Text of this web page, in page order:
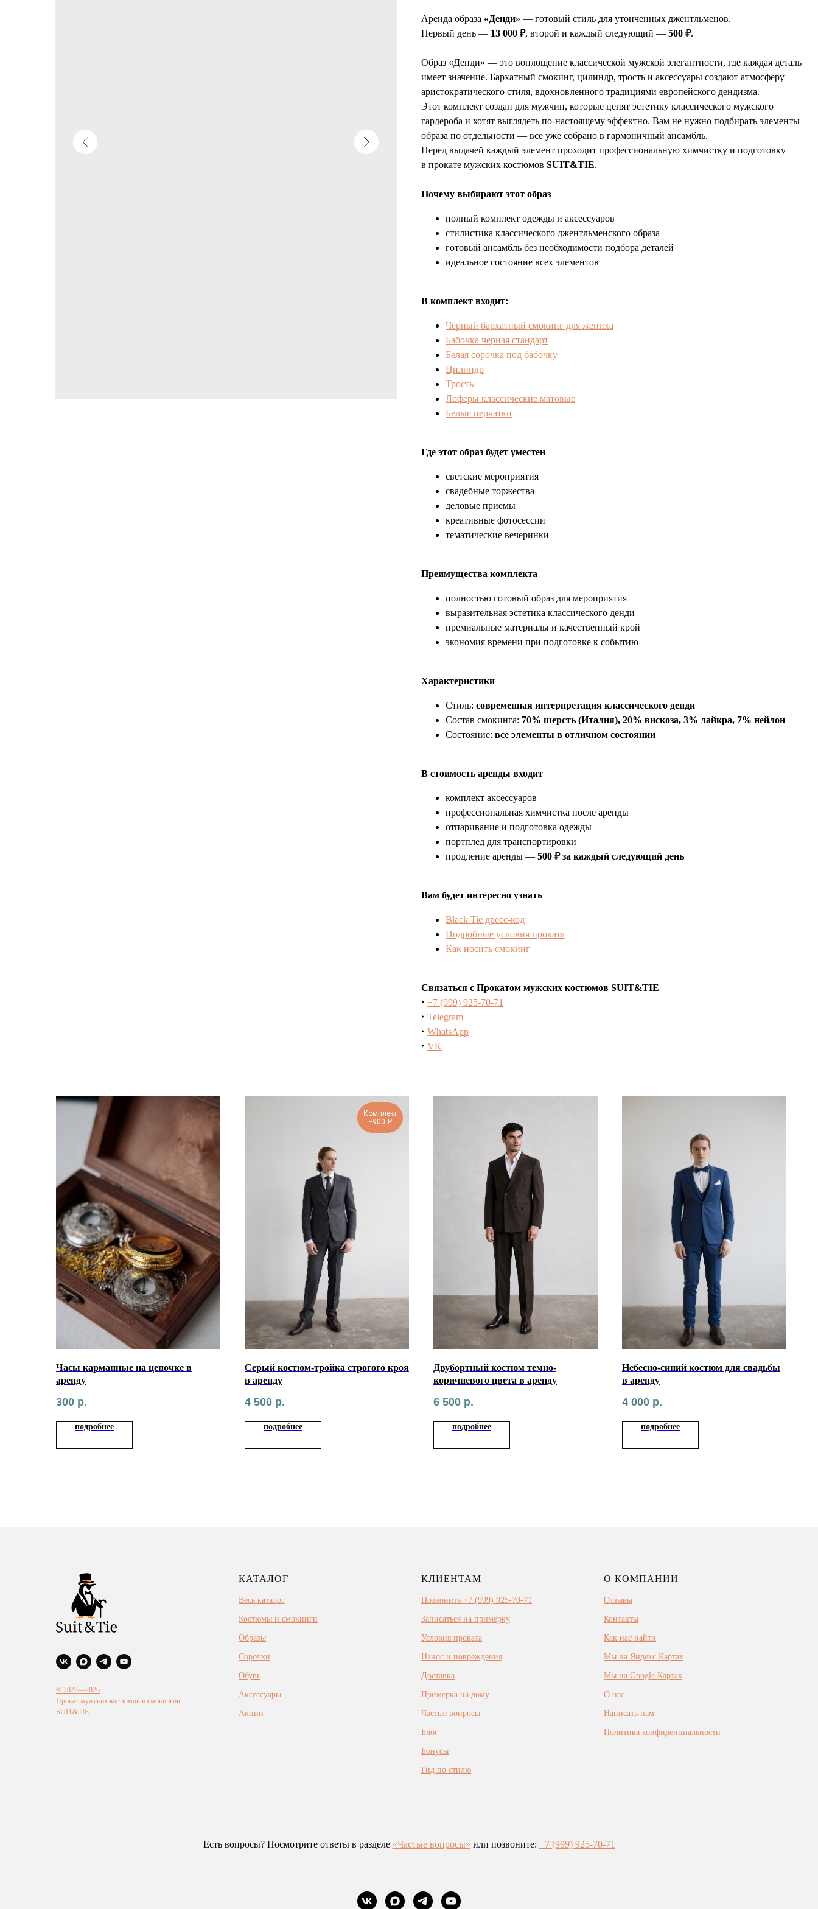
Аренда образа «Денди» — готовый стиль для утонченных джентльменов.
Первый день — 13 000 ₽, второй и каждый следующий — 500 ₽.
Образ «Денди» — это воплощение классической мужской элегантности, где каждая деталь
имеет значение. Бархатный смокинг, цилиндр, трость и аксессуары создают атмосферу
аристократического стиля, вдохновленного традициями европейского дендизма.
Этот комплект создан для мужчин, которые ценят эстетику классического мужского
гардероба и хотят выглядеть по-настоящему эффектно. Вам не нужно подбирать элементы
образа по отдельности — все уже собрано в гармоничный ансамбль.
Перед выдачей каждый элемент проходит профессиональную химчистку и подготовку
в прокате мужских костюмов SUIT&TIE.
Почему выбирают этот образ
полный комплект одежды и аксессуаров
стилистика классического джентльменского образа
готовый ансамбль без необходимости подбора деталей
идеальное состояние всех элементов
В комплект входит:
Чёрный бархатный смокинг для жениха
Бабочка черная стандарт
Белая сорочка под бабочку
Цилиндр
Трость
Лоферы классические матовые
Белые перчатки
Где этот образ будет уместен
светские мероприятия
свадебные торжества
деловые приемы
креативные фотосессии
тематические вечеринки
Преимущества комплекта
полностью готовый образ для мероприятия
выразительная эстетика классического денди
премиальные материалы и качественный крой
экономия времени при подготовке к событию
Характеристики
Стиль: современная интерпретация классического денди
Состав смокинга: 70% шерсть (Италия), 20% вискоза, 3% лайкра, 7% нейлон
Состояние: все элементы в отличном состоянии
В стоимость аренды входит
комплект аксессуаров
профессиональная химчистка после аренды
отпаривание и подготовка одежды
портплед для транспортировки
продление аренды — 500 ₽ за каждый следующий день
Вам будет интересно узнать
Black Tie дресс-код
Подробные условия проката
Как носить смокинг
Связаться с Прокатом мужских костюмов SUIT&TIE
‣ +7 (999) 925-70-71
‣ Telegram
‣ WhatsApp
‣ VK
Часы карманные на цепочке в
аренду
300 р.
подробнее
Комплект
−900 ₽
Серый костюм-тройка строгого кроя
в аренду
4 500 р.
подробнее
Двубортный костюм темно-
коричневого цвета в аренду
6 500 р.
подробнее
Небесно-синий костюм для свадьбы
в аренду
4 000 р.
подробнее
© 2022—2026
Прокат мужских костюмов и смокингов
SUIT&TIE
КАТАЛОГ
Весь каталог
Костюмы и смокинги
Образы
Сорочки
Обувь
Аксессуары
Акции
КЛИЕНТАМ
Позвонить +7 (999) 925-70-71
Записаться на примерку
Условия проката
Износ и повреждения
Доставка
Примерка на дому
Частые вопросы
Блог
Бонусы
Гид по стилю
О КОМПАНИИ
Отзывы
Контакты
Как нас найти
Мы на Яндекс.Картах
Мы на Google.Картах
О нас
Написать нам
Политика конфиденциальности
Есть вопросы? Посмотрите ответы в разделе «Частые вопросы» или позвоните: +7 (999) 925-70-71